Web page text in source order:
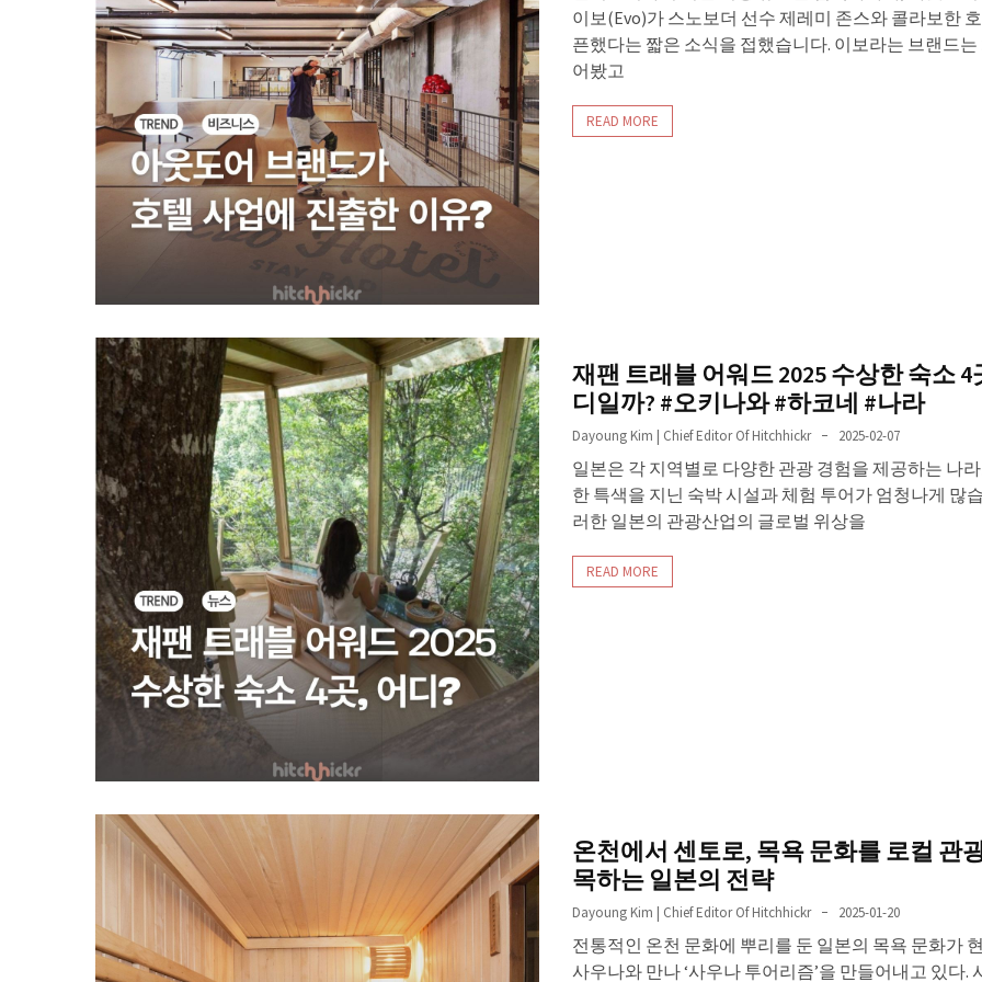
이보(Evo)가 스노보더 선수 제레미 존스와 콜라보한
픈했다는 짧은 소식을 접했습니다. 이보라는 브랜드는
어봤고
READ MORE
재팬 트래블 어워드 2025 수상한 숙소 4
디일까? #오키나와 #하코네 #나라
Dayoung Kim | Chief Editor Of Hitchhickr 2025-02-07
일본은 각 지역별로 다양한 관광 경험을 제공하는 나
한 특색을 지닌 숙박 시설과 체험 투어가 엄청나게 많
러한 일본의 관광산업의 글로벌 위상을
READ MORE
온천에서 센토로, 목욕 문화를 로컬 관
목하는 일본의 전략
Dayoung Kim | Chief Editor Of Hitchhickr 2025-01-20
전통적인 온천 문화에 뿌리를 둔 일본의 목욕 문화가
사우나와 만나 ‘사우나 투어리즘’을 만들어내고 있다.